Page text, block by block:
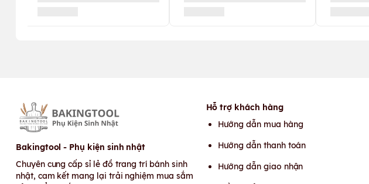
Bakingtool - Phụ kiện sinh nhật
Chuyên cung cấp sỉ lẻ đồ trang trí bánh sinh
nhật, cam kết mang lại trải nghiệm mua sắm
Hỗ trợ khách hàng
Hướng dẫn mua hàng
Hướng dẫn thanh toán
Hướng dẫn giao nhận